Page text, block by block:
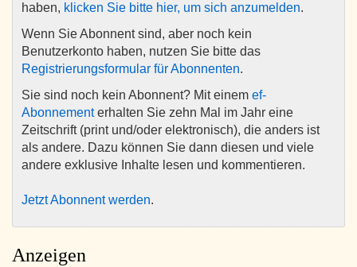
haben, klicken Sie bitte hier, um sich anzumelden.
Wenn Sie Abonnent sind, aber noch kein
Benutzerkonto haben, nutzen Sie bitte das
Registrierungsformular für Abonnenten.
Sie sind noch kein Abonnent? Mit einem ef-
Abonnementerhalten Sie zehn Mal im Jahr eine
Zeitschrift (print und/oder elektronisch), die anders ist
als andere. Dazu können Sie dann diesen und viele
andere exklusive Inhalte lesen und kommentieren.
Jetzt Abonnent werden.
Anzeigen